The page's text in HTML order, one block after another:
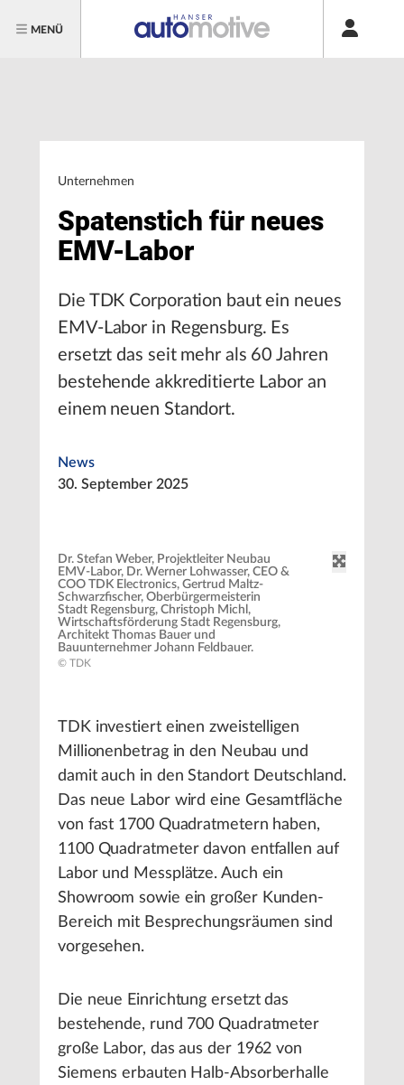
MENÜ
Unternehmen
Spatenstich für neues
EMV-Labor
Die TDK Corporation baut ein neues
EMV-Labor in Regensburg. Es
ersetzt das seit mehr als 60 Jahren
bestehende akkreditierte Labor an
einem neuen Standort.
News
30. September 2025
Dr. Stefan Weber, Projektleiter Neubau
EMV-Labor, Dr. Werner Lohwasser, CEO &
COO TDK Electronics, Gertrud Maltz-
Schwarzfischer, Oberbürgermeisterin
Stadt Regensburg, Christoph Michl,
Wirtschaftsförderung Stadt Regensburg,
Architekt Thomas Bauer und
Bauunternehmer Johann Feldbauer.
© TDK
TDK investiert einen zweistelligen
Millionenbetrag in den Neubau und
damit auch in den Standort Deutschland.
Das neue Labor wird eine Gesamtfläche
von fast 1700 Quadratmetern haben,
1100 Quadratmeter davon entfallen auf
Labor und Messplätze. Auch ein
Showroom sowie ein großer Kunden-
Bereich mit Besprechungsräumen sind
vorgesehen.
Die neue Einrichtung ersetzt das
bestehende, rund 700 Quadratmeter
große Labor, das aus der 1962 von
Siemens erbauten Halb-Absorberhalle